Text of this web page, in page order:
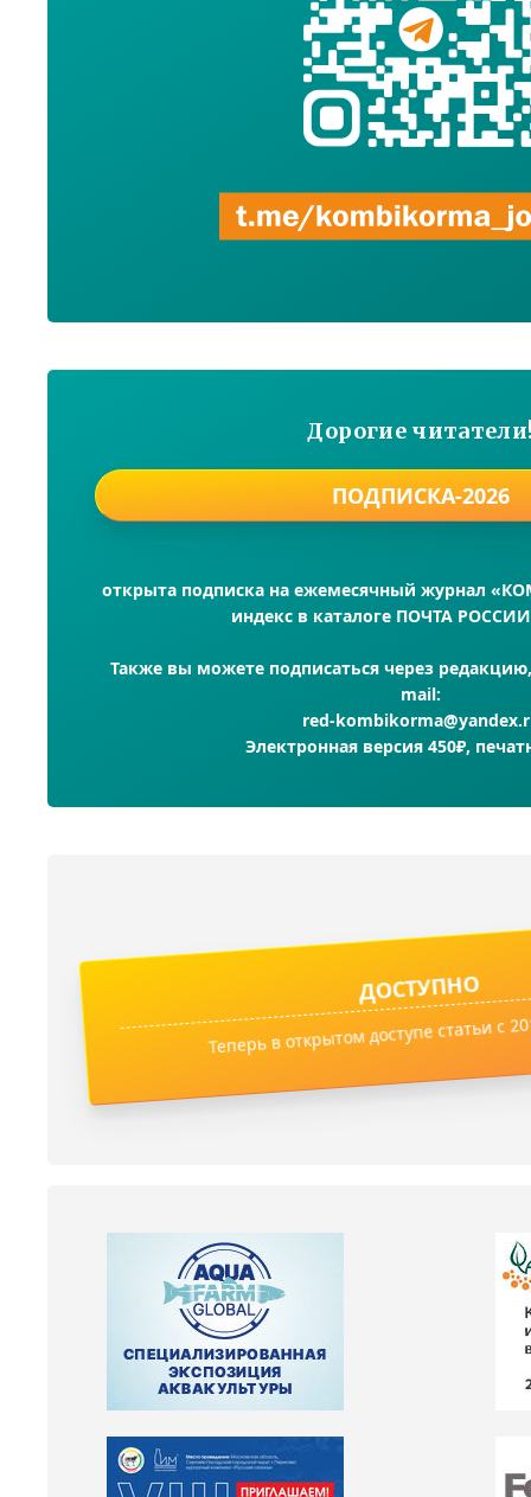
Дорогие
ПОДПИСКА-2026
открыта подписка на ежемесячный журнал
индекс в каталоге ПОЧТА
Также вы можете подписаться через
mail:
red-
Электронная версия 450₽,
ДОСТУПНО
Теперь в открытом доступе статьи с